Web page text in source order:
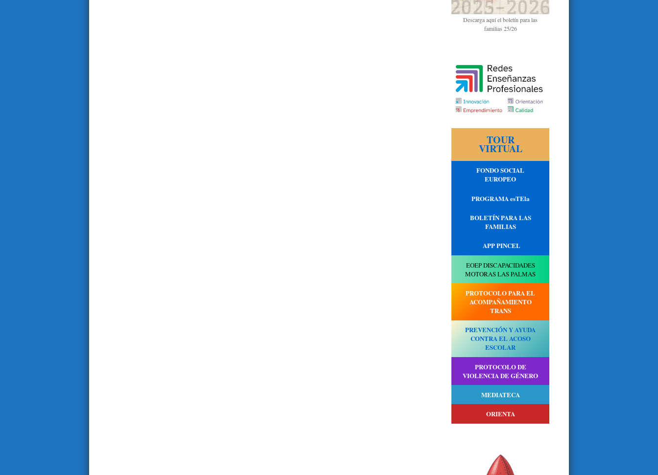
Descarga aquí el boletín para las
familias 25/26
TOUR
VIRTUAL
FONDO SOCIAL
EUROPEO
PROGRAMA esTEla
BOLETÍN PARA LAS
FAMILIAS
APP PINCEL
EOEP DISCAPACIDADES
MOTORAS LAS PALMAS
PROTOCOLO PARA EL
ACOMPAÑAMIENTO
TRANS
PREVENCIÓN Y AYUDA
CONTRA EL ACOSO
ESCOLAR
PROTOCOLO DE
VIOLENCIA DE GÉNERO
MEDIATECA
ORIENTA